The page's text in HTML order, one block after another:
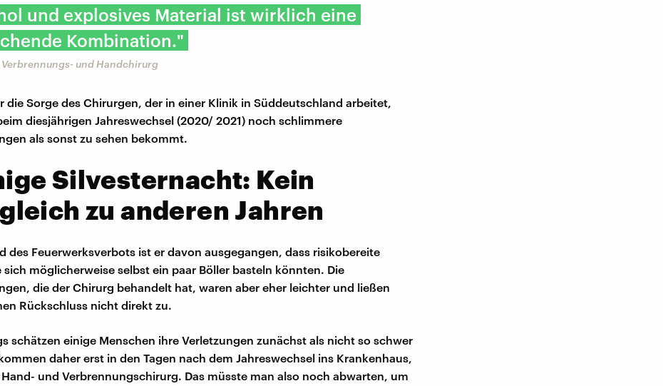
und explosives Material ist wirklich eine
Kombination."
und Handchirurg
die Sorge des Chirurgen, der in einer Klinik in Süddeutschland arbeitet,
diesjährigen Jahreswechsel (2020/ 2021) noch schlimmere
als sonst zu sehen bekommt.
Silvesternacht: Kein
zu anderen Jahren
des Feuerwerksverbots ist er davon ausgegangen, dass risikobereite
sich möglicherweise selbst ein paar Böller basteln könnten. Die
die der Chirurg behandelt hat, waren aber eher leichter und ließen
Rückschluss nicht direkt zu.
schätzen einige Menschen ihre Verletzungen zunächst als nicht so schwer
daher erst in den Tagen nach dem Jahreswechsel ins Krankenhaus,
und Verbrennungschirurg. Das müsste man also noch abwarten, um